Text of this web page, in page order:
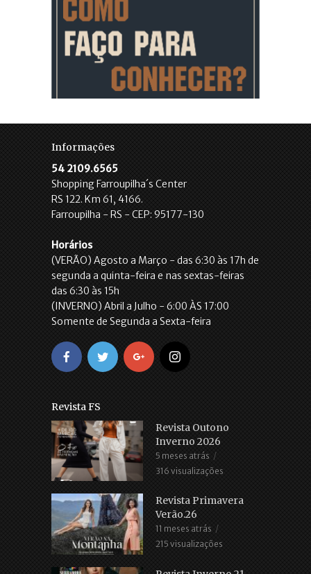
Informações
54 2109.6565
Shopping Farroupilha´s Center
RS 122. Km 61, 4166.
Farroupilha - RS - CEP: 95177-130
Horários
(VERÃO) Agosto a Março - das 6:30 às 17h de
segunda a quinta-feira e nas sextas-feiras
das 6:30 às 15h
(INVERNO) Abril a Julho - 6:00 ÀS 17:00
Somente de Segunda a Sexta-feira
Revista FS
Revista Outono
Inverno 2026
5 meses atrás
316 visualizações
Revista Primavera
Verão.26
11 meses atrás
215 visualizações